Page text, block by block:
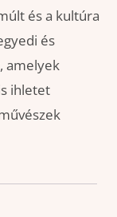
és a kultúra
és
amelyek
ihletet